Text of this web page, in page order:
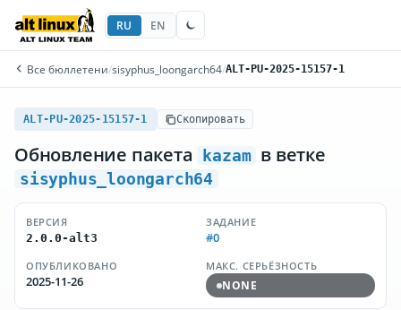
RU EN
Все бюллетени/sisyphus_loongarch64/ALT-PU-2025-15157-1
ALT-PU-2025-15157-1 Скопировать
Обновление пакета kazam в ветке
sisyphus_loongarch64
ВЕРСИЯ
2.0.0-alt3
ЗАДАНИЕ
#0
ОПУБЛИКОВАНО
2025-11-26
МАКС. СЕРЬЁЗНОСТЬ
NONE